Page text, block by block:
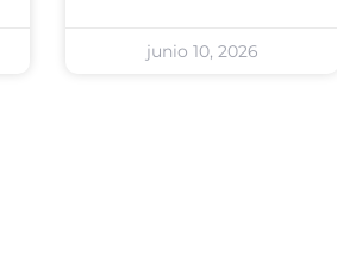
junio 10, 2026